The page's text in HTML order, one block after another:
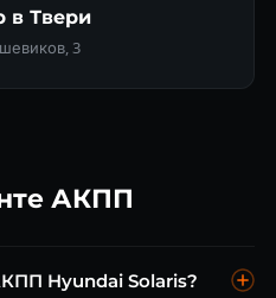
в Твери
3
АКПП
Hyundai Solaris?